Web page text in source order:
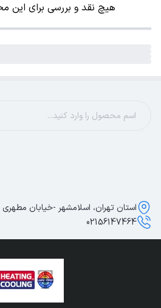
هیچ نقد و بررسی برای
استان تهران، اسلامشهر -خیابان مطهری
02156147464